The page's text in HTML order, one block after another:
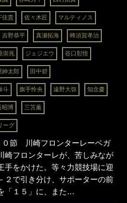
佳貴 佐々木匠 マルティノス
吉野恭平 真瀬拓海 蜂須賀孝治
崇兆 ジェジエウ 谷口彰悟
紳太郎 田中碧
斗 旗手怜央 遠野大弥 知念慶
昭博 三笘薫
ーグ
０節 川崎フロンターレーベガ
フロンターレが、苦しみなが
手をかけた。等々力競技場に迎
２で引き分け、サポーターの前
「１５」に、また…